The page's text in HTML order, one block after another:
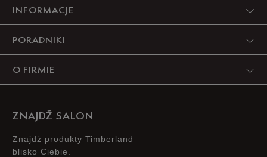
INFORMACJE
PORADNIKI
O FIRMIE
ZNAJDŹ SALON
Znajdż produkty Timberland
blisko Ciebie.